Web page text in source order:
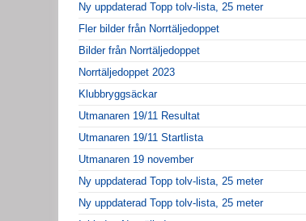
Ny uppdaterad Topp tolv-lista, 25 meter
Fler bilder från Norrtäljedoppet
Bilder från Norrtäljedoppet
Norrtäljedoppet 2023
Klubbryggsäckar
Utmanaren 19/11 Resultat
Utmanaren 19/11 Startlista
Utmanaren 19 november
Ny uppdaterad Topp tolv-lista, 25 meter
Ny uppdaterad Topp tolv-lista, 25 meter